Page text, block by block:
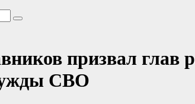
призвал глав
СВО